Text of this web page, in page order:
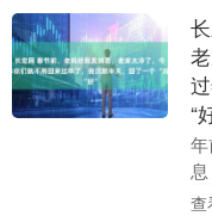
“
网
查